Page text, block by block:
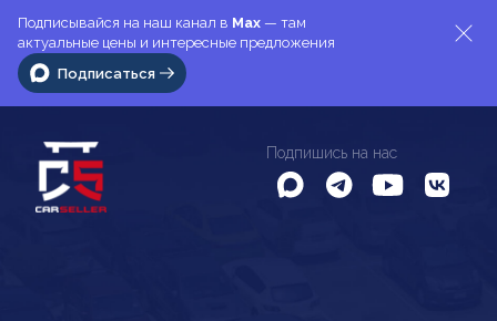
Подписывайся на наш канал в Max — там
актуальные цены и интересные предложения
Подписаться
Подпишись на нас